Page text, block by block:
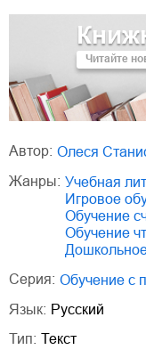
Читайте
Автор:
Олеся
Жанры:
учебная
игровое
обучение
обучение
Серия:
Обучение с
Язык: Русский
Тип: Текст